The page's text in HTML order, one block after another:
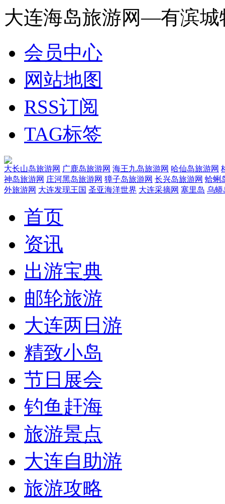
大连海岛旅游网—有滨城
会员中心
网站地图
RSS订阅
TAG标签
大长山岛旅游网 广鹿岛旅游网 海王九岛旅游网 哈仙岛旅游网
神岛旅游网 庄河黑岛旅游网 獐子岛旅游网 长兴岛旅游网 蛤蜊
外旅游网 大连发现王国 圣亚海洋世界 大连采摘网 塞里岛 乌蟒
首页
资讯
出游宝典
邮轮旅游
大连两日游
精致小岛
节日展会
钓鱼赶海
旅游景点
大连自助游
旅游攻略